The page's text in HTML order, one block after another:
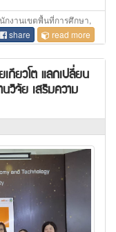
งานเขตพื้นที่การศึกษา,
share read more
ยวโต แลกเปลี่ยน
วิจัย เสริมความ